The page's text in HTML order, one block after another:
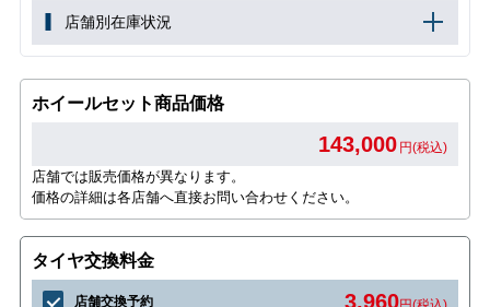
店舗別在庫状況
ホイールセット商品価格
143,000 円(税込)
店舗では販売価格が異なります。
価格の詳細は各店舗へ直接お問い合わせください。
タイヤ交換料金
店舗交換予約 3,960